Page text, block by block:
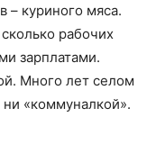
– куриного мяса.
рабочих
зарплатами.
Много лет селом
«коммуналкой».